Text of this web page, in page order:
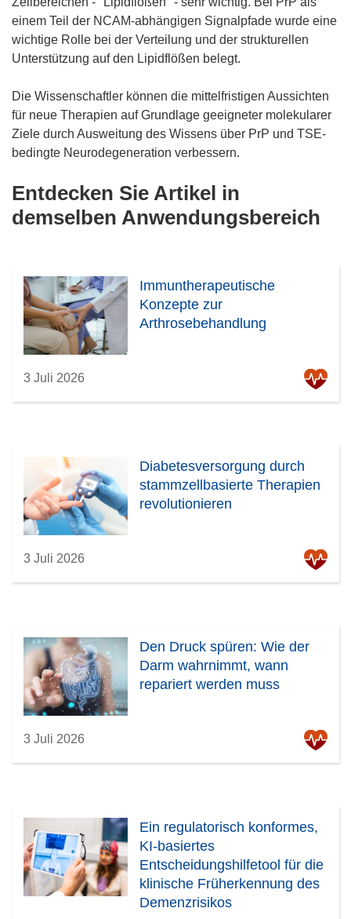
einem Teil der NCAM-abhängigen Signalpfade wurde eine
wichtige Rolle bei der Verteilung und der strukturellen
Unterstützung auf den Lipidflößen belegt.
Die Wissenschaftler können die mittelfristigen Aussichten
für neue Therapien auf Grundlage geeigneter molekularer
Ziele durch Ausweitung des Wissens über PrP und TSE-
bedingte Neurodegeneration verbessern.
Entdecken Sie Artikel in
demselben Anwendungsbereich
Immuntherapeutische
Konzepte zur
Arthrosebehandlung
3 Juli 2026
Diabetesversorgung durch
stammzellbasierte Therapien
revolutionieren
3 Juli 2026
Den Druck spüren: Wie der
Darm wahrnimmt, wann
repariert werden muss
3 Juli 2026
Ein regulatorisch konformes,
KI-basiertes
Entscheidungshilfetool für die
klinische Früherkennung des
Demenzrisikos